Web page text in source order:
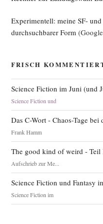
Experimentell: meine SF-
durchsuchbarer Form
FRISCH
Science Fiction im Juni (und
Science Fiction und
Das C-Wort - Chaos-Tage bei
Frank Hamm
The good kind of weird - Teil
Aufschrieb zur Me...
Science Fiction und Fantasy
Science Fiction im